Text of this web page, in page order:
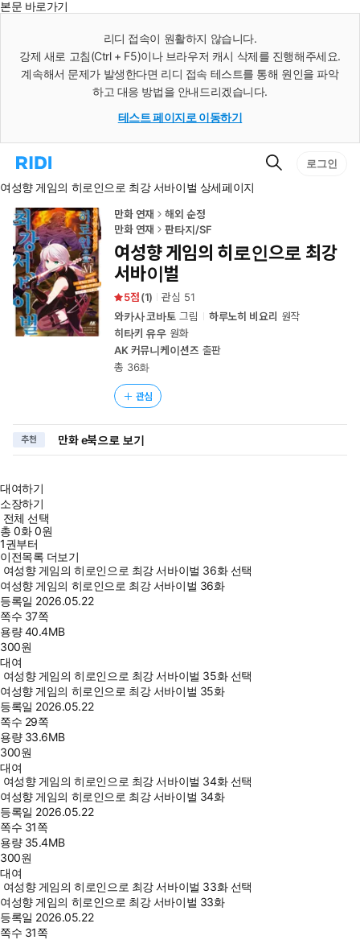
본문 바로가기
리디 접속이 원활하지 않습니다.
강제 새로 고침(Ctrl + F5)이나 브라우저 캐시 삭제를 진행해주세요.
계속해서 문제가 발생한다면 리디 접속 테스트를 통해 원인을 파악
하고 대응 방법을 안내드리겠습니다.
테스트 페이지로 이동하기
리
홈
로
이
동
검
로그인
여성향 게임의 히로인으로 최강 서바이벌 상세페이지
만화 연재
해외 순정
만화 연재
판타지/SF
여성향 게임의 히로인으로 최강
서바이벌
5 (1) 관심 51
와카사 코바토 그림 하루노히 비요리 원작
히타키 유우 원화
AK 커뮤니케이션즈 출판
총 36화
관심
추천 만화 e북으로 보기
대여하기
소장하기
전체 선택
총0화0원
1권부터
이전목록 더보기
여성향 게임의 히로인으로 최강 서바이벌 36화 선택
여성향 게임의 히로인으로 최강 서바이벌 36화
등록일 2026.05.22
쪽수 37쪽
용량40.4MB
300원
대여
여성향 게임의 히로인으로 최강 서바이벌 35화 선택
여성향 게임의 히로인으로 최강 서바이벌 35화
등록일 2026.05.22
쪽수 29쪽
용량 33.6MB
300원
대여
여성향 게임의 히로인으로 최강 서바이벌 34화 선택
여성향 게임의 히로인으로 최강 서바이벌 34화
등록일 2026.05.22
쪽수 31쪽
용량 35.4MB
300원
대여
여성향 게임의 히로인으로 최강 서바이벌 33화 선택
여성향 게임의 히로인으로 최강 서바이벌 33화
등록일 2026.05.22
쪽수 31쪽